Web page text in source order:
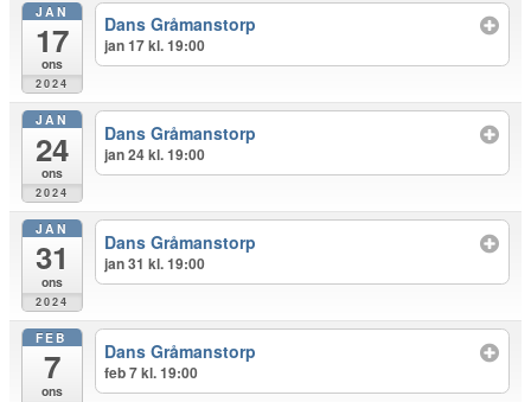
JAN
17
ons
2024
Dans Gråmanstorp
jan 17 kl. 19:00
JAN
24
ons
2024
Dans Gråmanstorp
jan 24 kl. 19:00
JAN
31
ons
2024
Dans Gråmanstorp
jan 31 kl. 19:00
FEB
7
ons
Dans Gråmanstorp
feb 7 kl. 19:00